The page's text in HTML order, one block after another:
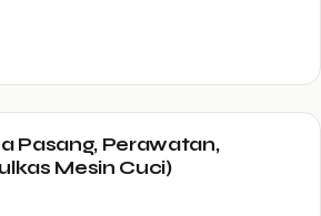
Pasang, Perawatan,
Mesin Cuci)